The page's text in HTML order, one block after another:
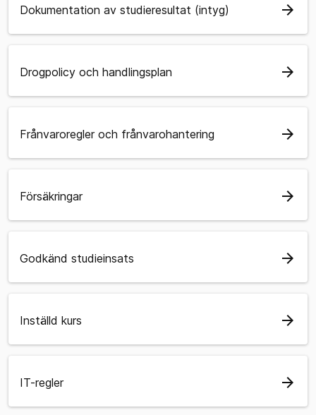
Dokumentation av studieresultat (intyg) arrow_forward
Drogpolicy och handlingsplan arrow_forward
Frånvaroregler och frånvarohantering arrow_forward
Försäkringar arrow_forward
Godkänd studieinsats arrow_forward
Inställd kurs arrow_forward
IT-regler arrow_forward